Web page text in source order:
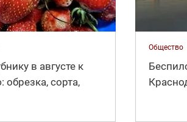
в августе к
сорта,
Общество